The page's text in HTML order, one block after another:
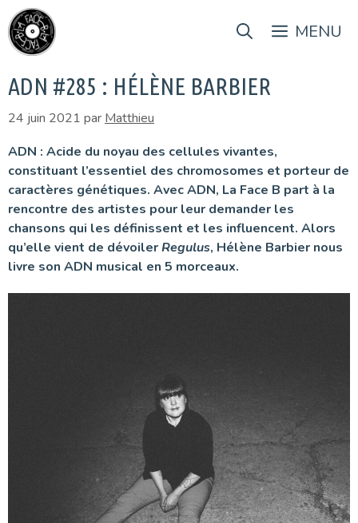
Aller
au
contenu
MENU
ADN #285 : HÉLÈNE BARBIER
24 juin 2021 par Matthieu
ADN : Acide du noyau des cellules vivantes,
constituant l’essentiel des chromosomes et porteur de
caractères génétiques. Avec ADN, La Face B part à la
rencontre des artistes pour leur demander les
chansons qui les définissent et les influencent. Alors
qu’elle vient de dévoilerRegulus, Hélène Barbier nous
livre son ADN musical en 5 morceaux.